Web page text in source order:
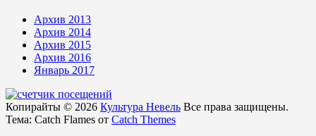
Архив 2013
Архив 2014
Архив 2015
Архив 2016
Январь 2017
Копирайты © 2026 Культура Невель Все права защищены.
Тема: Catch Flames от Catch Themes